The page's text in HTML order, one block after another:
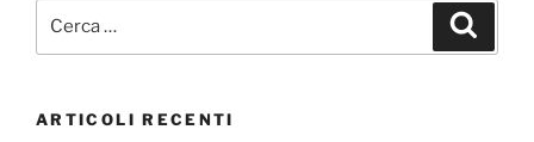
ARTICOLI RECENTI